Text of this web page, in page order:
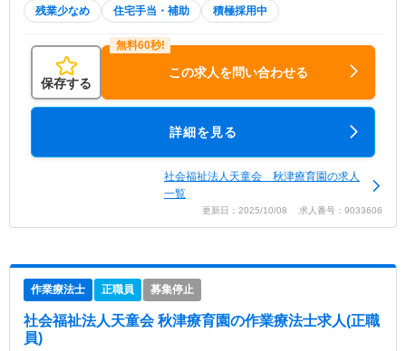
残業少なめ 住宅手当・補助 積極採用中
保存する
この求人を問い合わせる
詳細を見る
社会福祉法人天童会 秋津療育園の求人
一覧
更新日：2025/10/08 求人番号：9033606
作業療法士 正職員 募集停止
社会福祉法人天童会 秋津療育園の作業療法士求人(正職
員)